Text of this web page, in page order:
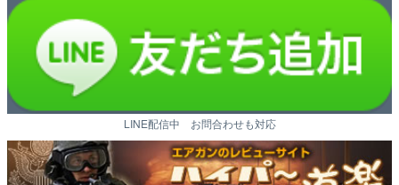
LINE配信中 お問合わせも対応